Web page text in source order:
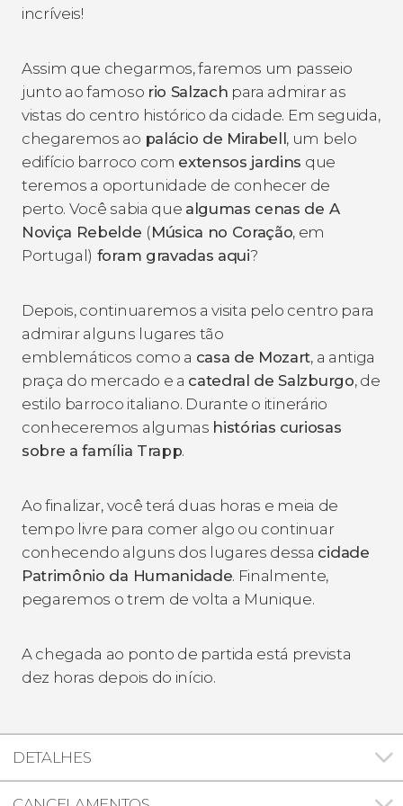
incríveis!
Assim que chegarmos, faremos um passeio
junto ao famoso rio Salzach para admirar as
vistas do centro histórico da cidade. Em seguida,
chegaremos ao palácio de Mirabell, um belo
edifício barroco com extensos jardins que
teremos a oportunidade de conhecer de
perto. Você sabia que algumas cenas de A
Noviça Rebelde (Música no Coração, em
Portugal) foram gravadas aqui?
Depois, continuaremos a visita pelo centro para
admirar alguns lugares tão
emblemáticos como a casa de Mozart, a antiga
praça do mercado e a catedral de Salzburgo, de
estilo barroco italiano. Durante o itinerário
conheceremos algumas histórias curiosas
sobre a família Trapp.
Ao finalizar, você terá duas horas e meia de
tempo livre para comer algo ou continuar
conhecendo alguns dos lugares dessa cidade
Patrimônio da Humanidade. Finalmente,
pegaremos o trem de volta a Munique.
A chegada ao ponto de partida está prevista
dez horas depois do início.
DETALHES